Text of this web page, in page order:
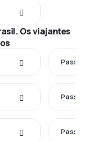
Os viajantes